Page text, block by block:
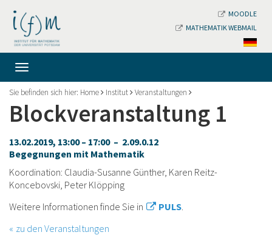
MOODLE
MATHEMATIK WEBMAIL
Sie befinden sich hier: Home Institut Veranstaltungen
Blockveranstaltung 1
13.02.2019, 13:00 – 17:00 – 2.09.0.12
Begegnungen mit Mathematik
Koordination: Claudia-Susanne Günther, Karen Reitz-
Koncebovski, Peter Klöpping
Weitere Informationen finde Sie in
PULS
zu den Veranstaltungen